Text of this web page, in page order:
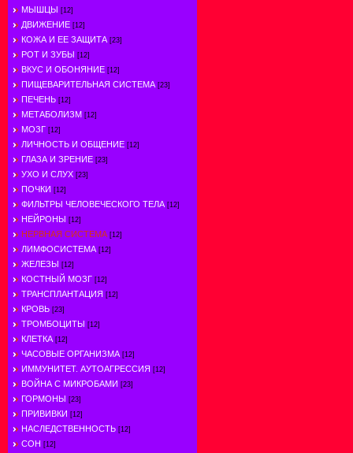
МЫШЦЫ [12]
ДВИЖЕНИЕ [12]
КОЖА И ЕЕ ЗАЩИТА [23]
РОТ И ЗУБЫ [12]
ВКУС И ОБОНЯНИЕ [12]
ПИЩЕВАРИТЕЛЬНАЯ СИСТЕМА [23]
ПЕЧЕНЬ [12]
МЕТАБОЛИЗМ [12]
МОЗГ [12]
ЛИЧНОСТЬ И ОБЩЕНИЕ [12]
ГЛАЗА И ЗРЕНИЕ [23]
УХО И СЛУХ [23]
ПОЧКИ [12]
ФИЛЬТРЫ ЧЕЛОВЕЧЕСКОГО ТЕЛА [12]
НЕЙРОНЫ [12]
НЕРВНАЯ СИСТЕМА [12]
ЛИМФОСИСТЕМА [12]
ЖЕЛЕЗЫ [12]
КОСТНЫЙ МОЗГ [12]
ТРАНСПЛАНТАЦИЯ [12]
КРОВЬ [23]
ТРОМБОЦИТЫ [12]
КЛЕТКА [12]
ЧАСОВЫЕ ОРГАНИЗМА [12]
ИММУНИТЕТ. АУТОАГРЕССИЯ [12]
ВОЙНА С МИКРОБАМИ [23]
ГОРМОНЫ [23]
ПРИВИВКИ [12]
НАСЛЕДСТВЕННОСТЬ [12]
СОН [12]